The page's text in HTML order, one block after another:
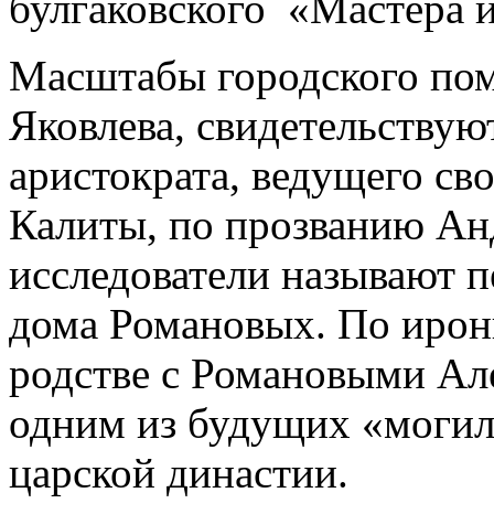
Масштабы городского
Яковлева,
аристократа, ведущего
Калиты, по прозванию
исследователи называют
дома Романовых. По
родстве с Романовыми
одним из будущих
царской династии.